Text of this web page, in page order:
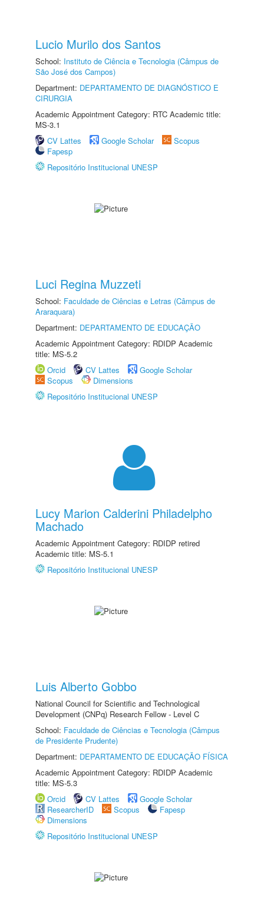
Lucio Murilo dos Santos
School: Instituto de Ciência e Tecnologia (Câmpus de
São José dos Campos)
Department: DEPARTAMENTO DE DIAGNÓSTICO E
CIRURGIA
Academic Appointment Category: RTC Academic title:
MS-3.1
CV Lattes
Google Scholar
Scopus
Fapesp
Repositório Institucional UNESP
Luci Regina Muzzeti
School: Faculdade de Ciências e Letras (Câmpus de
Araraquara)
Department: DEPARTAMENTO DE EDUCAÇÃO
Academic Appointment Category: RDIDP Academic
title: MS-5.2
Orcid
CV Lattes
Google Scholar
Scopus
Dimensions
Repositório Institucional UNESP
Lucy Marion Calderini Philadelpho
Machado
Academic Appointment Category: RDIDP retired
Academic title: MS-5.1
Repositório Institucional UNESP
Luis Alberto Gobbo
National Council for Scientific and Technological
Development (CNPq) Research Fellow - Level C
School: Faculdade de Ciências e Tecnologia (Câmpus
de Presidente Prudente)
Department: DEPARTAMENTO DE EDUCAÇÃO FÍSICA
Academic Appointment Category: RDIDP Academic
title: MS-5.3
Orcid
CV Lattes
Google Scholar
ResearcherID
Scopus
Fapesp
Dimensions
Repositório Institucional UNESP